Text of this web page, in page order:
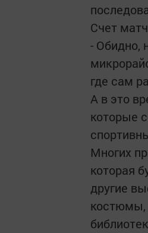
Счет
- Обидно,
где сам
А в это
которые
Многих
которая
другие
костюмы,